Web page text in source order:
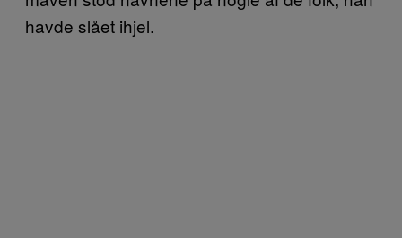
havde slået ihjel.